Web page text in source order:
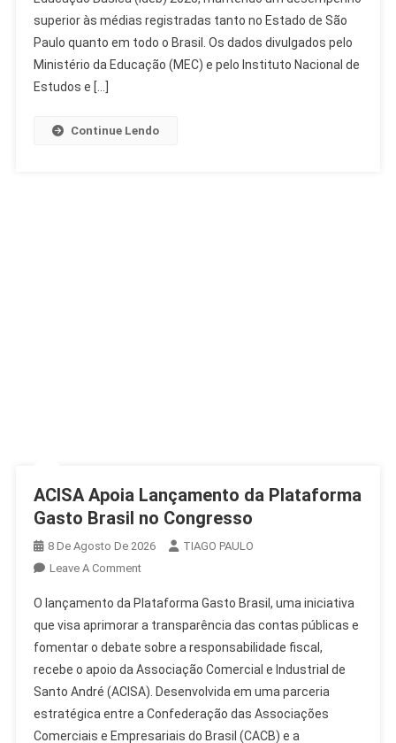
2025
E
Supera
superior às médias registradas tanto no Estado de São
Paulo quanto em todo o Brasil. Os dados divulgados pelo
Ministério da Educação (MEC) e pelo Instituto Nacional de
Estudos e […]
Continue Lendo
ACISA Apoia Lançamento da Plataforma
Gasto Brasil no Congresso
8 De Agosto De 2026
TIAGO PAULO
Leave A CommentOn
Apoia
Lançamento
Da
Plataforma
Gasto
Brasil
O lançamento da Plataforma Gasto Brasil, uma iniciativa
que visa aprimorar a transparência das contas públicas e
fomentar o debate sobre a responsabilidade fiscal,
recebe o apoio da Associação Comercial e Industrial de
Santo André (ACISA). Desenvolvida em uma parceria
estratégica entre a Confederação das Associações
Comerciais e Empresariais do Brasil (CACB) e a